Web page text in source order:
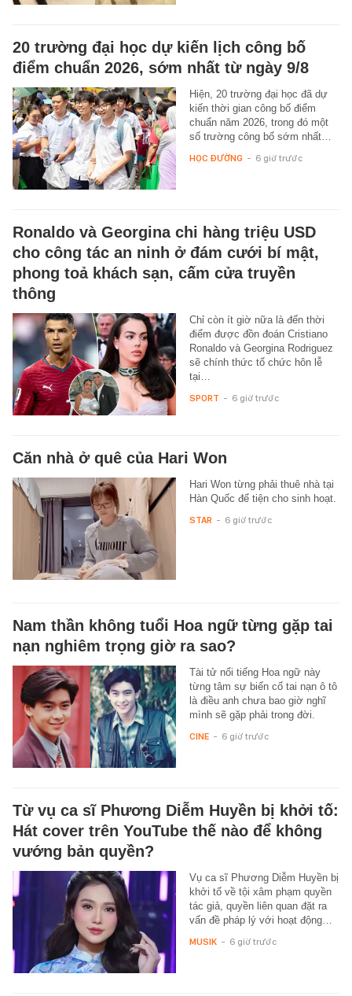
20 trường đại học dự kiến lịch công bố
điểm chuẩn 2026, sớm nhất từ ngày 9/8
Hiện, 20 trường đại học đã dự
kiến thời gian công bố điểm
chuẩn năm 2026, trong đó một
số trường công bố sớm nhất…
HỌC ĐƯỜNG - 6 giờ trước
Ronaldo và Georgina chi hàng triệu USD
cho công tác an ninh ở đám cưới bí mật,
phong toả khách sạn, cấm cửa truyền
thông
Chỉ còn ít giờ nữa là đến thời
điểm được đồn đoán Cristiano
Ronaldo và Georgina Rodriguez
sẽ chính thức tổ chức hôn lễ
tại…
SPORT - 6 giờ trước
Căn nhà ở quê của Hari Won
Hari Won từng phải thuê nhà tại
Hàn Quốc để tiện cho sinh hoạt.
STAR - 6 giờ trước
Nam thần không tuổi Hoa ngữ từng gặp tai
nạn nghiêm trọng giờ ra sao?
Tài tử nổi tiếng Hoa ngữ này
từng tâm sự biến cố tai nạn ô tô
là điều anh chưa bao giờ nghĩ
mình sẽ gặp phải trong đời.
CINE - 6 giờ trước
Từ vụ ca sĩ Phương Diễm Huyền bị khởi tố:
Hát cover trên YouTube thế nào để không
vướng bản quyền?
Vụ ca sĩ Phương Diễm Huyền bị
khởi tố về tội xâm phạm quyền
tác giả, quyền liên quan đặt ra
vấn đề pháp lý với hoạt động…
MUSIK - 6 giờ trước